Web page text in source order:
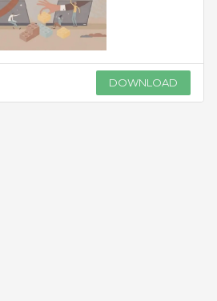
DOWNLOAD